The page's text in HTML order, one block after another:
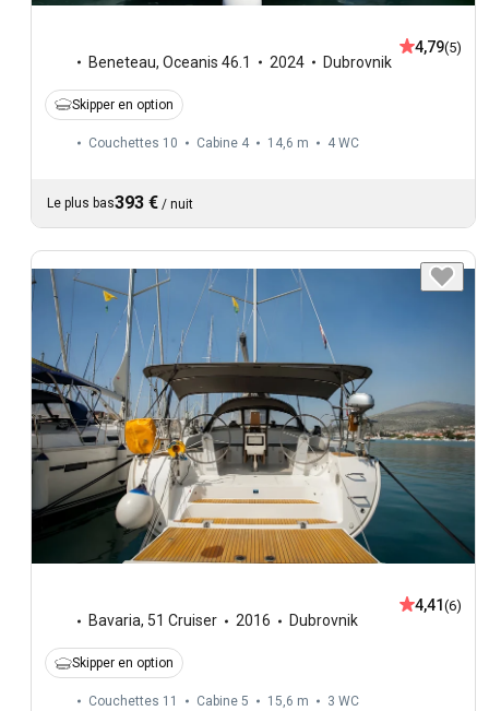
Beneteau, Oceanis 46.1 2024 Dubrovnik
4,79(5)
Skipper en option
Couchettes 10 Cabine 4 14,6 m 4 WC
Le plus bas393 € / nuit
Bavaria, 51 Cruiser 2016 Dubrovnik
4,41 (6)
Skipper en option
Couchettes 11 Cabine 5 15,6 m 3 WC